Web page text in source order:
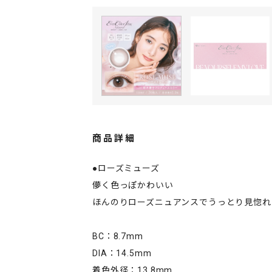
商品詳細
●ローズミューズ
儚く色っぽかわいい
ほんのりローズニュアンスでうっとり見惚
BC：8.7mm
DIA：14.5mm